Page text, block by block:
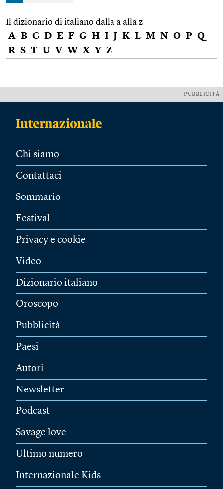
Il dizionario di italiano dalla a alla z
A B C D E F G H I J K L M N O P Q
R S T U V W X Y Z
PUBBLICITÀ
Chi siamo
Contattaci
Sommario
Festival
Privacy e cookie
Video
Dizionario italiano
Oroscopo
Pubblicità
Paesi
Autori
Newsletter
Podcast
Savage love
Ultimo numero
Internazionale Kids